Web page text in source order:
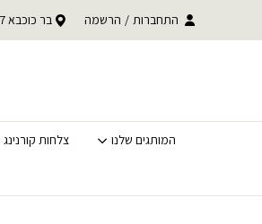
משלוחים מהירים לכל הארץ
התחברות / הרשמה בר כוכבא 17 רחובות
המותגים שלנו צלחות קורנינג